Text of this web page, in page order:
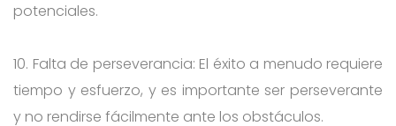
potenciales.
10. Falta de perseverancia: El éxito a menudo requiere
tiempo y esfuerzo, y es importante ser perseverante
y no rendirse fácilmente ante los obstáculos.